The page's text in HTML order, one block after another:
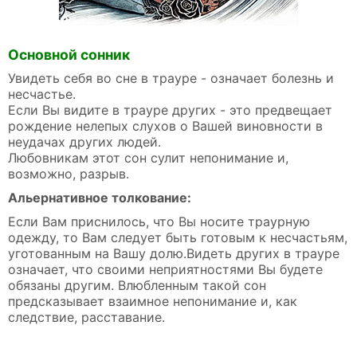
Основной сонник
Увидеть себя во сне в трауре - означает болезнь и
несчастье.
Если Вы видите в трауре других - это предвещает
рождение нелепых слухов о Вашей виновности в
неудачах других людей.
Любовникам этот сон сулит непонимание и,
возможно, разрыв.
Альернативное толкование:
Если Вам приснилось, что Вы носите траурную
одежду, то Вам следует быть готовым к несчастьям,
уготованным на Вашу долю.Видеть других в трауре
означает, что своими неприятностями Вы будете
обязаны другим. Влюбленным такой сон
предсказывает взаимное непонимание и, как
следствие, расставание.